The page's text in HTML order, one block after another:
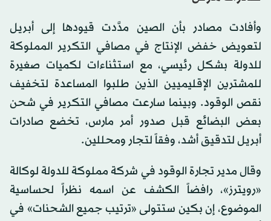
وأفادت مصادر بأن الصين مدَّدت قيودها إلى أبريل
لتعويض خفض الإنتاج في مصافي التكرير المملوكة
للدولة بشكل رئيسي، مع استثناءات لكميات صغيرة
للمشترين الإقليميين الذين طلبوا المساعدة لتخفيف
نقص الوقود. وبينما سارعت مصافي التكرير في شحن
بعض البضائع قبل صدور أمر مارس، تخضع صادرات
أبريل لتدقيق أشد، وفقاً لتجار ومحللين.
وقال مدير تجارة الوقود في شركة مملوكة للدولة لوكالة
«رويترز»، رافضاً الكشف عن اسمه نظراً لحساسية
الموضوع، إن بكين ستتولى «ترتيب جميع الشحنات» في